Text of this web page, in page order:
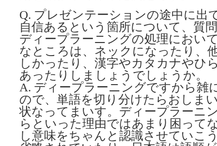
Q. プレゼンテーションの途中に出
自信あるという箇所について、質
ディープラーニングの処理におい
なところは、ネックになったり、
しかったり、漢字やカタカナやひ
あったりしましょうでしょうか。
A. ディープラーニングですから雑
ので、単語を切り分けたらおしま
状なってまいす。ディープラーニ
らといった理由ではあまり困って
し意味をちゃんと認識させていこ